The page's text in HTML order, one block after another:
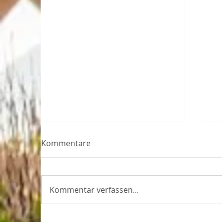
Kommentare
Kommentar verfassen...